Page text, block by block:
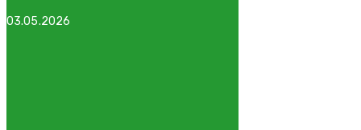
03.05.2026